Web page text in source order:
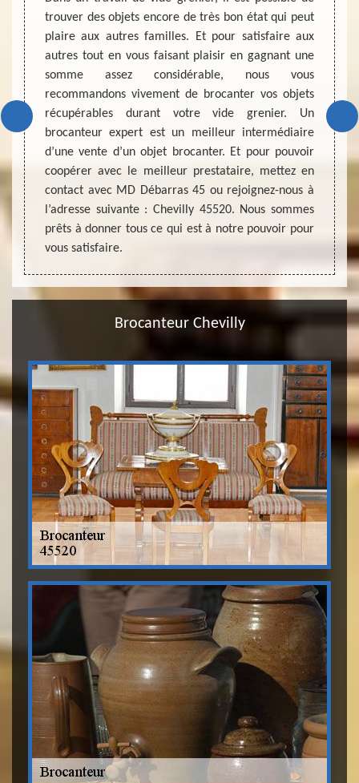
avez
à
votre
le
de
la
trouver des objets encore de très bon état qui peut
plaire aux autres familles. Et pour satisfaire aux
autres tout en vous faisant plaisir en gagnant une
somme assez considérable, nous vous
recommandons vivement de brocanter vos objets
récupérables durant votre vide grenier. Un
brocanteur expert est un meilleur intermédiaire
d’une vente d’un objet brocanter. Et pour pouvoir
coopérer avec le meilleur prestataire, mettez en
contact avec MD Débarras 45 ou rejoignez-nous à
l’adresse suivante : Chevilly 45520. Nous sommes
prêts à donner tous ce qui est à notre pouvoir pour
vous satisfaire.
des
par
mais
Brocanteur Chevilly